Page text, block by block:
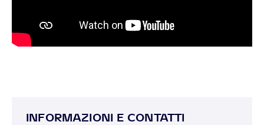
INFORMAZIONI E CONTATTI